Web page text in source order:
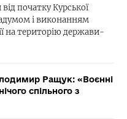
початку Курської
і виконанням
на територію держави-
Ращук: «Воєнні
спільного з